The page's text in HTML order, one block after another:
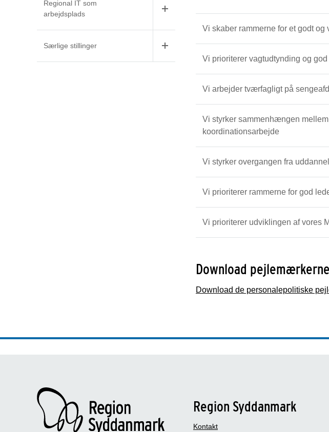
Regional IT som
arbejdsplads
Særlige stillinger
Vi prioriterer vagtudtynding og
Vi styrker sammenhængen mellem klinisk arbejde og udviklings-,
koordinationsarbejde
Vi styrker overgangen fra
Vi prioriterer rammerne for god
Vi prioriterer udviklingen af vores
Download
Download de personalepolitiske
Region Syddanmark
Kontakt